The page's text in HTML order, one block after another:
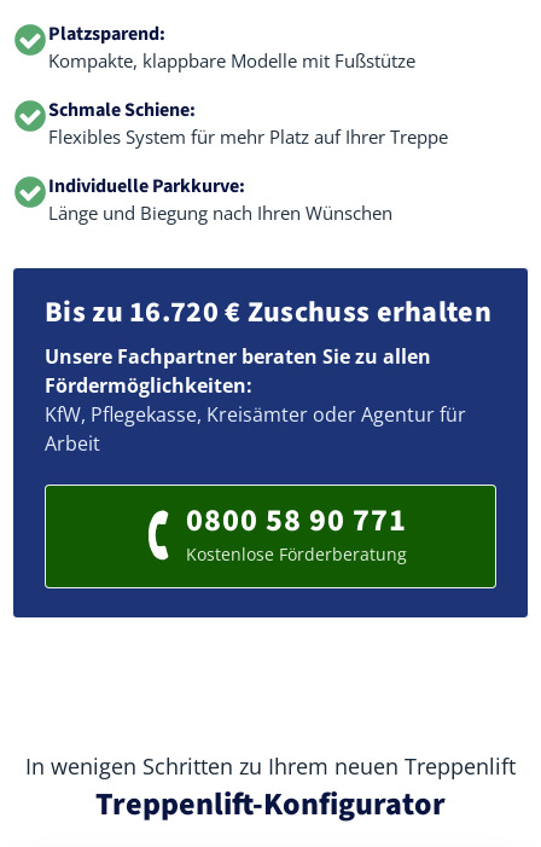
Platzsparend:
Kompakte, klappbare Modelle mit Fußstütze
Schmale Schiene:
Flexibles System für mehr Platz auf Ihrer Treppe
Individuelle Parkkurve:
Länge und Biegung nach Ihren Wünschen
Bis zu 16.720 € Zuschuss erhalten
Unsere Fachpartner beraten Sie zu allen
Fördermöglichkeiten:
KfW, Pflegekasse, Kreisämter oder Agentur für
Arbeit
0800 58 90 771
Kostenlose Förderberatung
In wenigen Schritten zu Ihrem neuen Treppenlift
Treppenlift-Konfigurator